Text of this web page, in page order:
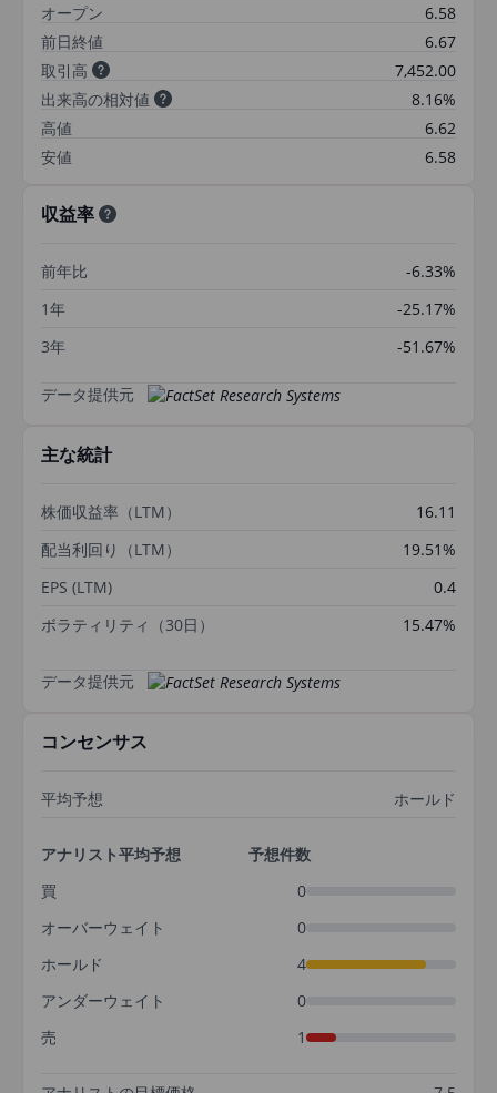
オープン
6.58
前日終値
6.67
取引高
7,452.00
出来高の相対値
8.16%
高値
6.62
安値
6.58
収益率
前年比
-6.33%
1年
-25.17%
3年
-51.67%
データ提供元
主な統計
株価収益率（LTM）
16.11
配当利回り（LTM）
19.51%
EPS (LTM)
0.4
ボラティリティ（30日）
15.47%
データ提供元
コンセンサス
平均予想 ホールド
アナリスト平均予想
予想件数
買
0
オーバーウェイト
0
ホールド
4
アンダーウェイト
0
売
1